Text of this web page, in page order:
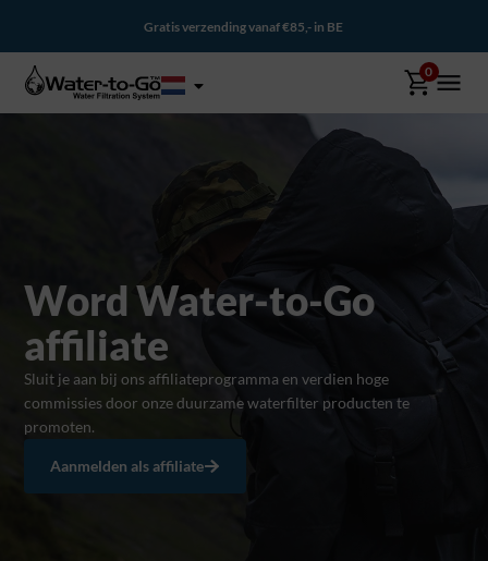
Op werkdagen vóór 21:00 besteld = morgen in huis*
0
Word Water-to-Go
affiliate
Sluit je aan bij ons affiliateprogramma en verdien hoge
commissies door onze duurzame waterfilter producten te
promoten.
Aanmelden als affiliate